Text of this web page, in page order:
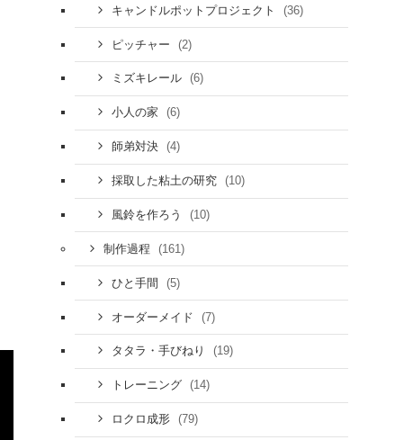
キャンドルポットプロジェクト (36)
ピッチャー (2)
ミズキレール (6)
小人の家 (6)
師弟対決 (4)
採取した粘土の研究 (10)
風鈴を作ろう (10)
制作過程 (161)
ひと手間 (5)
オーダーメイド (7)
タタラ・手びねり (19)
トレーニング (14)
ロクロ成形 (79)